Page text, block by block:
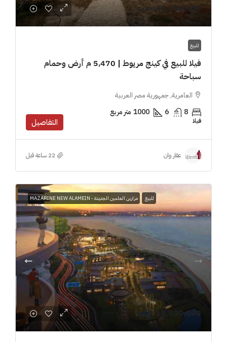
40,000,000 جنيه
للبيع
فيلا للبيع في كينج مريوط | 5,470 م أرض وحمام
سباحة
العامرية, جمهورية مصر العربية
8
6
1000 متر مربع
فيلا التفاصيل
عقار وان
للبيع مزارين العلمين الجديدة - MAZARINE NEW ALAMEIN
19,500,000 جنيه